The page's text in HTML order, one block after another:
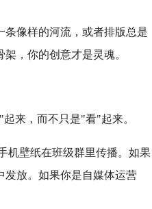
像样的河流，或者排版总是
，你的创意才是灵魂。
来，而不只是"看"起来。
机壁纸在班级群里传播。如果
发放。如果你是自媒体运营